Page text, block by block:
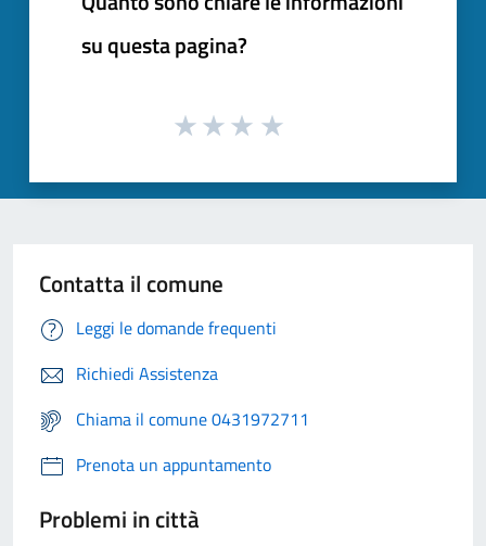
su questa pagina?
Contatta il comune
Leggi le domande frequenti
Richiedi Assistenza
Chiama il comune 0431972711
Prenota un appuntamento
Problemi in città